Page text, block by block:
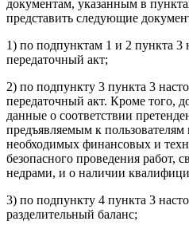
документам, указанным в
представить следующие
1) по подпунктам 1 и 2 пункта 3
передаточный акт;
2) по подпункту 3 пункта 3
передаточный акт. Кроме того,
данные о соответствии
предъявляемым к
необходимых финансовых и
безопасного проведения работ,
недрами, и о наличии
3) по подпункту 4 пункта 3
разделительный баланс;